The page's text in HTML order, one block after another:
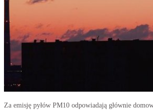
Za emisję pyłów PM10 odpowiadają głównie